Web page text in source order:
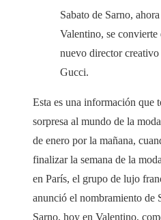
Sabato de Sarno,
Valentino, se convierte
nuevo director creativo
Gucci.
Esta es una información que
sorpresa al mundo de la
de enero por la mañana,
finalizar la semana de la
en París, el grupo de lujo
anunció el nombramiento de
Sarno, hoy en Valentino,